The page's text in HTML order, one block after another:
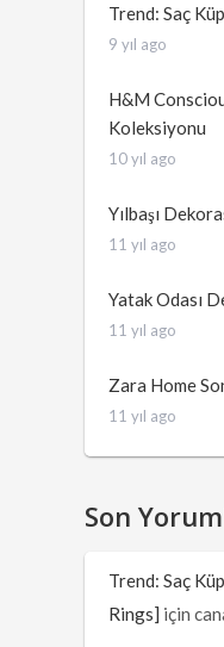
Trend: Saç
9 yıl ago
H&M
Koleksiyonu
10 yıl ago
Yılbaşı
11 yıl ago
Yatak Odası
11 yıl ago
Zara Home
11 yıl ago
Son
Trend: Saç
Rings] için